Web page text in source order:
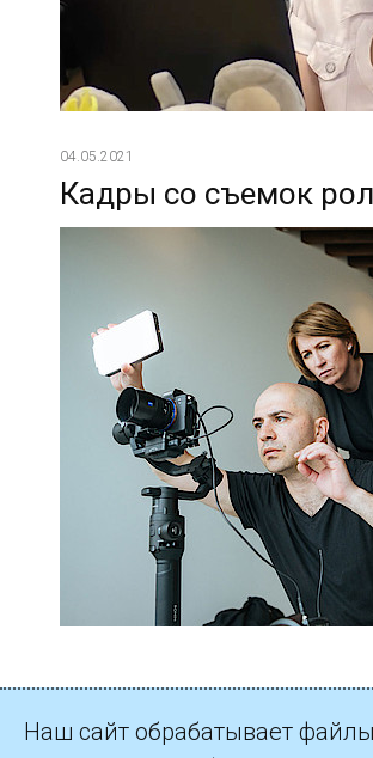
04.05.2021
Кадры со съемок
Наш сайт обрабатывает